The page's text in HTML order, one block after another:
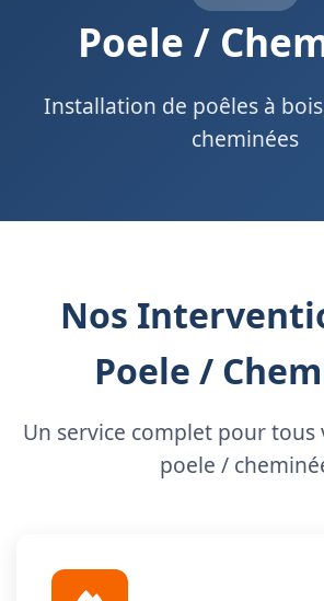
Poele /
Installation de poêles à
cheminées
Nos
Poele /
Un service complet pour tous
poele /